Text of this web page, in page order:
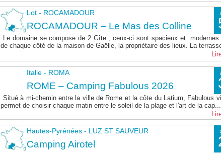
Lot - ROCAMADOUR
ROCAMADOUR – Le Mas des Colline
Le domaine se compose de 2 Gîte , ceux-ci sont spacieux et modernes
de chaque côté de la maison de Gaëlle, la propriétaire des lieux. La terrasse
Italie - ROMA
ROME – Camping Fabulous 2026
Situé à mi-chemin entre la ville de Rome et la côte du Latium, Fabulous
permet de choisir chaque matin entre le soleil de la plage et l'art de la cap...
Hautes-Pyrénées - LUZ ST SAUVEUR
Camping Airotel